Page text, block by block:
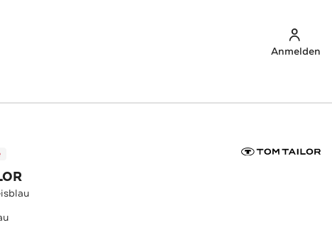
Anmelden